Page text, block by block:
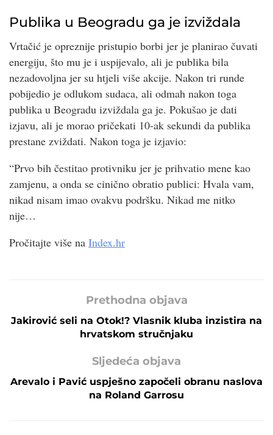
Publika u Beogradu ga je izviždala
Vrtačić je opreznije pristupio borbi jer je planirao čuvati
energiju, što mu je i uspijevalo, ali je publika bila
nezadovoljna jer su htjeli više akcije. Nakon tri runde
pobijedio je odlukom sudaca, ali odmah nakon toga
publika u Beogradu izviždala ga je. Pokušao je dati
izjavu, ali je morao pričekati 10-ak sekundi da publika
prestane zviždati. Nakon toga je izjavio:
“Prvo bih čestitao protivniku jer je prihvatio mene kao
zamjenu, a onda se cinično obratio publici: Hvala vam,
nikad nisam imao ovakvu podršku. Nikad me nitko
nije…
Pročitajte više na Index.hr
Prethodna objava
Jakirović seli na Otok!? Vlasnik kluba inzistira na
hrvatskom stručnjaku
Sljedeća objava
Arevalo i Pavić uspješno započeli obranu naslova
na Roland Garrosu